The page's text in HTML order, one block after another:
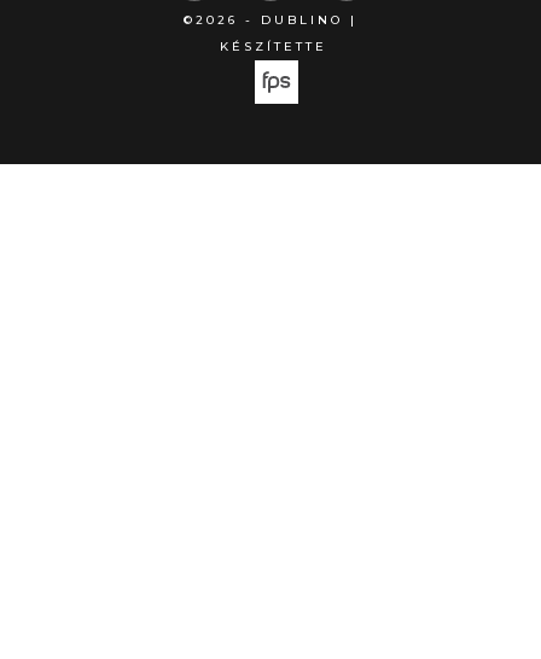
©2026 - DUBLINO |
KÉSZÍTETTE